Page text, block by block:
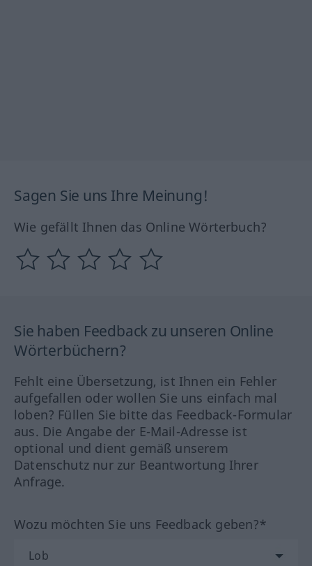
Sagen Sie uns Ihre Meinung!
Wie gefällt Ihnen das Online Wörterbuch?
Sie haben Feedback zu unseren Online
Wörterbüchern?
Fehlt eine Übersetzung, ist Ihnen ein Fehler
aufgefallen oder wollen Sie uns einfach mal
loben? Füllen Sie bitte das Feedback-Formular
aus. Die Angabe der E-Mail-Adresse ist
optional und dient gemäß unserem
Datenschutz nur zur Beantwortung Ihrer
Anfrage.
Wozu möchten Sie uns Feedback geben?*